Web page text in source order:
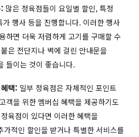
많은 정육점들이 요일별 할인, 특정
행사 등을 진행합니다. 이러한 행사
하면 더욱 저렴하게 고기를 구매할 수
은 전단지나 벽에 걸린 안내문을
들이는 것이 좋습니다.
택: 일부 정육점은 자체적인 포인트
객을 위한 멤버십 혜택을 제공하기도
육점이 있다면 이러한 혜택을
가적인 할인을 받거나 특별한 서비스를